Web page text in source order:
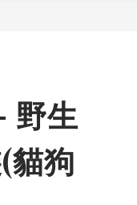
野生
貓狗